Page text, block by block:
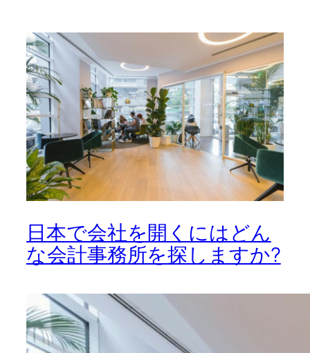
日本で会社を開くにはどん
な会計事務所を探しますか?